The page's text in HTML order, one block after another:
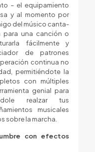
– el equipamiento
y al momento por
del músico canta-
para una canción o
fácilmente y
de patrones
continua no
permitiéndote la
con múltiples
genial para
realzar tus
musicales
sobre la marcha.
con efectos